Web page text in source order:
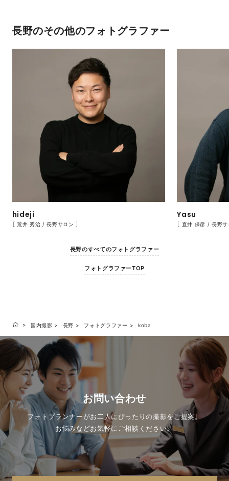
長野のその他のフォトグラファー
hideji
［ 荒井 秀治 / 長野サロン ］
Yasu
［ 直井 保彦 / 長野サ
長野のすべてのフォトグラファー
フォトグラファーTOP
国内撮影 長野 フォトグラファー koba
お問い合わせ
フォトプランナーがお二人にぴったりの撮影をご提案。
お悩みなどお気軽にご相談ください。